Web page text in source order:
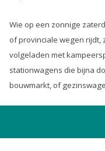
Wie op een zonnige
of provinciale wegen rijdt,
volgeladen met
stationwagens die bijna
bouwmarkt, of
zeulen. We houden van